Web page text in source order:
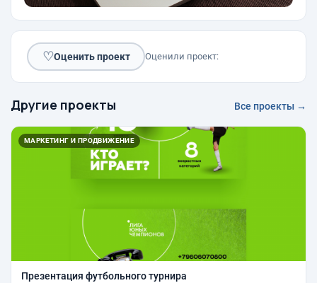
♡Оценить проект Оценили проект:
Другие проекты Все проекты →
МАРКЕТИНГ И ПРОДВИЖЕНИЕ
Презентация футбольного турнира